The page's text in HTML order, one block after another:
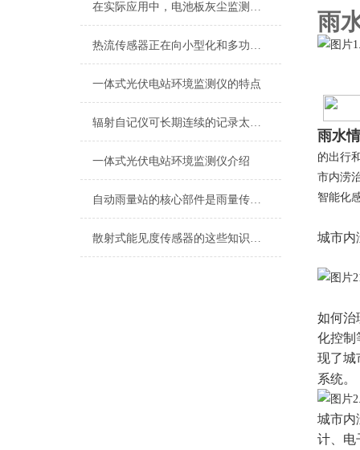
在实际应用中，电池板灰尘监测仪具有诸多优势
热流传感器正在向小型化和多功能化方向发展
一体式光伏电站环境监测仪的特点
辐射自记仪可长期连续的记录太阳辐射数据
一体式光伏电站环境监测仪介绍
自动雨量站的核心部件是雨量传感器
散射式能见度传感器的这些知识值得我们学习
雨
雨水
的出行
市内涝
智能化
城市内
如何治
化控制
现了城
系统。
城市内
计、电